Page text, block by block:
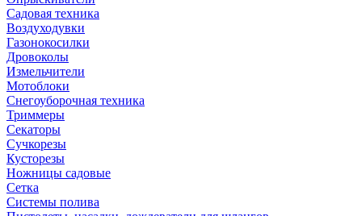
Садовая техника
Воздуходувки
Газонокосилки
Дровоколы
Измельчители
Мотоблоки
Снегоуборочная техника
Триммеры
Секаторы
Сучкорезы
Кусторезы
Ножницы садовые
Сетка
Системы полива